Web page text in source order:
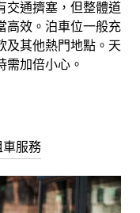
交通擠塞，但整體道
高效。泊車位一般充
及其他熱門地點。天
需加倍小心。
服務